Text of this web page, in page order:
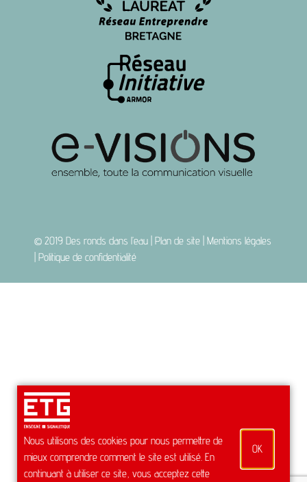
© 2019 Des ronds dans l’eau Plan de site Mentions légales
Politique de confidentialité
Nous utilisons des cookies pour nous permettre de
mieux comprendre comment le site est utilisé. En
continuant à utiliser ce site, vous acceptez cette
OK